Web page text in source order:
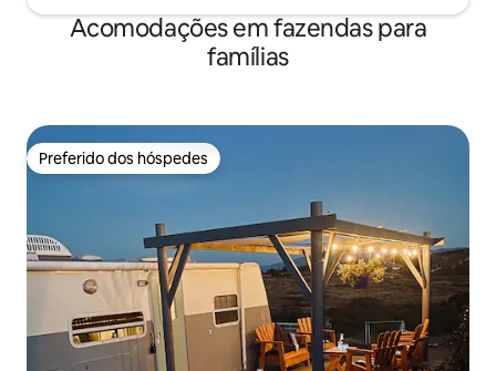
Acomodações em fazendas para
famílias
Preferido dos hóspedes
Preferido dos hóspedes